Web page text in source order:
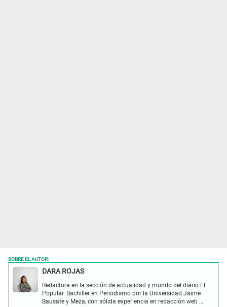
SOBRE EL AUTOR:
DARA ROJAS
Redactora en la sección de actualidad y mundo del diario El
Popular. Bachiller en Periodismo por la Universidad Jaime
Bausate y Meza, con sólida experiencia en redacción web y